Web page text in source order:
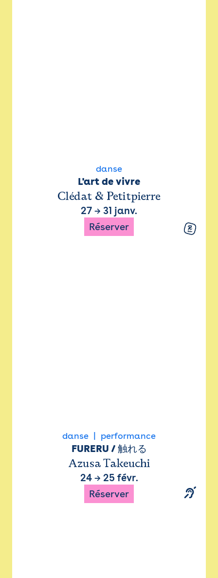
danse
L'art de vivre
Clédat & Petitpierre
27 → 31 janv.
Réserver
danse performance
FURERU / 触れる
Azusa Takeuchi
24→ 25 févr.
Réserver